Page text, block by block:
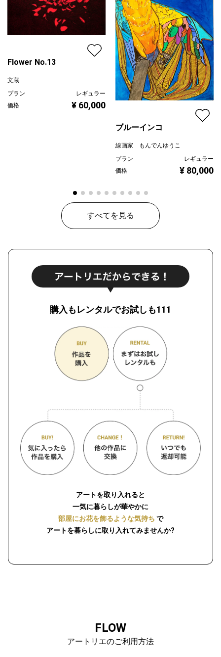
Flower No.13
文蔵
プラン
レギュラー
価格
¥ 60,000
ブルーインコ
線画家 もんでんゆうこ
プラン
レギュラー
価格
¥ 80,000
すべてを見る
購入もレンタルでお試しも111
アートを取り入れると
一気に暮らしが華やかに
部屋にお花を飾るような気持ち で
アートを暮らしに取り入れてみませんか?
FLOW
アートリエのご利用方法